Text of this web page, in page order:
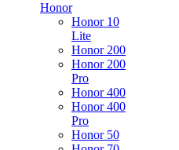
Honor
Honor 10
Lite
Honor 200
Honor 200
Pro
Honor 400
Honor 400
Pro
Honor 50